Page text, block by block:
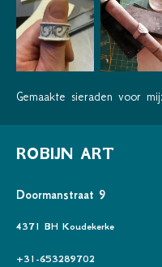
Gemaakte sieraden voor
ROBIJN ART
Doormanstraat 9
4371 BH Koudekerke
+31-653289702